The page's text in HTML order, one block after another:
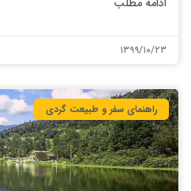
۱۳۹۹/۱۰/۲۳
راهنمای سفر و طبیعت گردی